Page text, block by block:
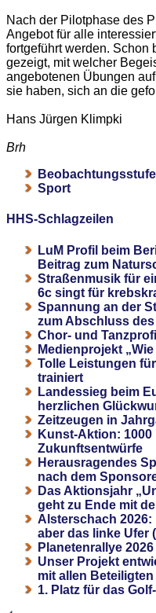
Nach der Pilotphase des
Angebot für alle
fortgeführt werden. Schon
gezeigt, mit welcher
angebotenen Übungen
sie haben, sich an die
Hans Jürgen Klimpki
Brh
Beobachtungsstufe
Sport
HHS-Schlagzeilen
LuM Profil beim
Beitrag zum
Straßenmusik für
6c singt für
Spannung an der
zum Abschluss
Chor- und
Medienprojekt
Tolle Leistungen
trainiert
Landessieg beim
herzlichen
Zeitzeugen in
Kunst-Aktion: 1000
Zukunftsentwürfe
Herausragendes
nach dem
Das Aktionsjahr
geht zu Ende mit
Alsterschach
aber das linke Ufer
Planetenrallye
Unser Projekt
mit allen Beteiligten
1. Platz für das